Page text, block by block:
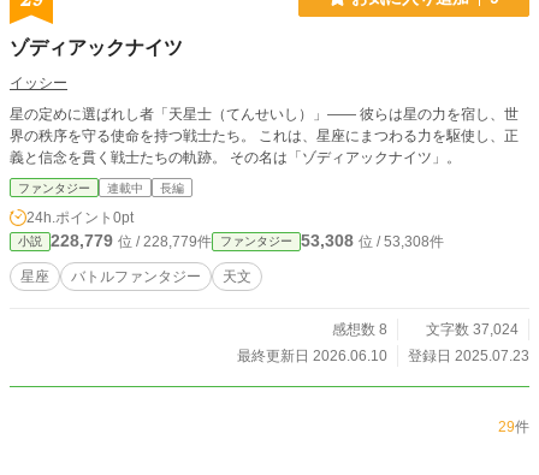
ゾディアックナイツ
イッシー
星の定めに選ばれし者「天星士（てんせいし）」―― 彼らは星の力を宿し、世
界の秩序を守る使命を持つ戦士たち。 これは、星座にまつわる力を駆使し、正
義と信念を貫く戦士たちの軌跡。 その名は「ゾディアックナイツ」。
ファンタジー 連載中 長編
24h.ポイント 0pt
小説 228,779 位 / 228,779件 ファンタジー 53,308 位 / 53,308件
星座 バトルファンタジー 天文
感想数 8
文字数 37,024
最終更新日 2026.06.10
登録日 2025.07.23
29件